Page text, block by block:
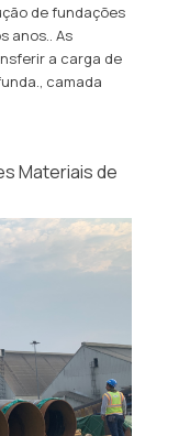
de fundações
anos.. As
a carga de
camada
Materiais de